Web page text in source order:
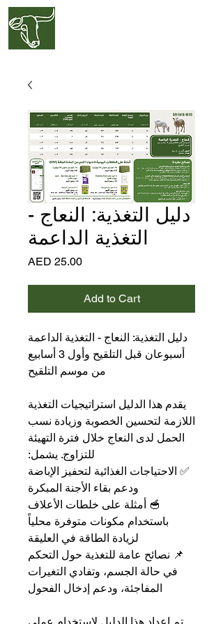
دليل التغذية: النعاج -
التغذية الداعمة
AED 25.00Price
Add to Cart
دليل التغذية: النعاج - التغذية الداعمة
أسبوعان قبل التلقيح وأول 3 أسابيع
من موسم التلقيح
يقدم هذا الدليل استراتيجيات التغذية
اللازمة لتحسين الخصوبة وزيادة نسب
الحمل لدى النعاج خلال فترة التهيئة
للتزاوج. يشمل:
✅ الاحتياجات الغذائية لتحفيز الإباضة
ودعم بقاء الأجنة المبكرة
🥣 أمثلة على خلطات الأعلاف
باستخدام مكونات متوفرة محلياً
لزيادة الطاقة في العليقة
📌 نصائح عامة للتغذية حول التحكم
في حالة الجسم، وتفادي التغيرات
المفاجئة، ودعم إدخال الفحول